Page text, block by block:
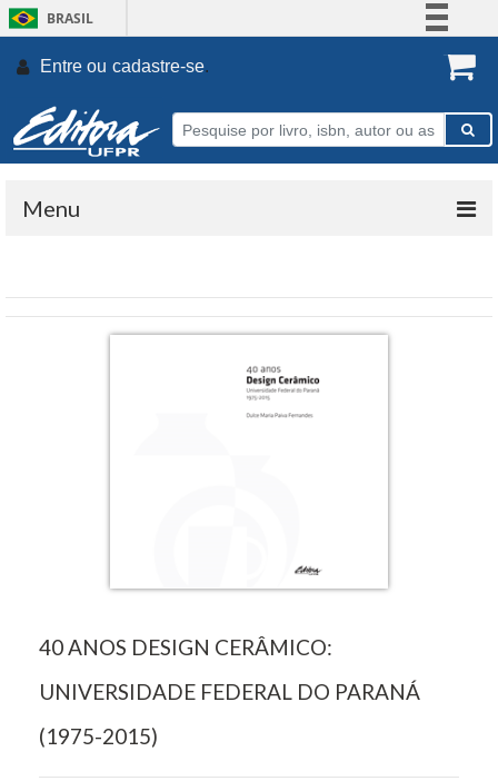
BRASIL
Participe
Entre ou cadastre-se.
Menu
40 ANOS DESIGN CERÂMICO:
UNIVERSIDADE FEDERAL DO PARANÁ
(1975-2015)